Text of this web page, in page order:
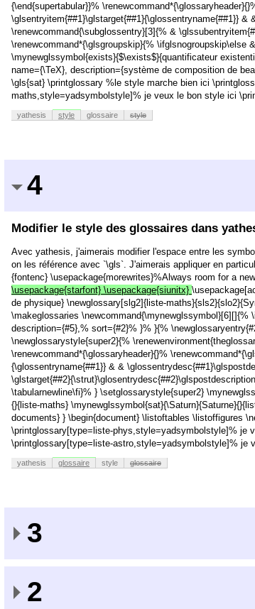
{\end{supertabular}}%
\glsentryitem{##1}\glstarget{##1}{\glossentryname{##1}}
\renewcommand{\subglossentry}[3]{% &
\renewcommand*{\glsgroupskip}{% \ifglsnogroupskip\else
\mynewglssymbol{exists}{$\exists$}{quantificateur
name={\TeX}, description={système de composition de
\gls{sat} \printglossary %le style marche bien ici
maths,style=yadsymbolstyle]% je veux le bon style ici
yathesis style glossaire style
4
Modifier le style des glossaires dans
Avec yathesis, j'aimerais modifier l'espace entre les
on les référence avec `\gls`. J'aimerais appliquer en
{fontenc} \usepackage{morewrites}%Always room for a
\usepackage{starfont} \usepackage{siunitx}
de physique} \newglossary[slg2]{liste-
\makeglossaries
description={#5},% sort={#2}% }% }{%
\newglossarystyle{super2}{%
\renewcommand*{\glossaryheader}{}%
{\glossentryname{##1}} & &
\tabularnewline\fi}% } \setglossarystyle{super2}
{}{liste-maths}
documents} } \begin{document} \listoftables \listoffigures
\printglossary[type=liste-phys,style=yadsymbolstyle]% je
\printglossary[type=liste-astro,style=yadsymbolstyle]% je
yathesis glossaire style glossaire
3
2